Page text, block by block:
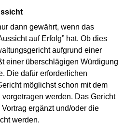
dann gewährt, wenn das
auf Erfolg” hat. Ob dies
aufgrund einer
einer überschlägigen Würdigung
Die dafür erforderlichen
möglichst schon mit dem
werden. Das Gericht
ergänzt und/oder die
werden.